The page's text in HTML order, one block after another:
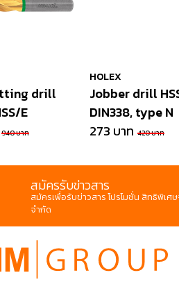
drill
E
940 บาท
HOLEX
Jobber drill
DIN338, type N
273 บาท 420 บาท
สมัครรับข่าวสาร
สมัครเพื่อรับข่าวสาร โปรโมชั่น สิทธิพิเศ
จำกัด